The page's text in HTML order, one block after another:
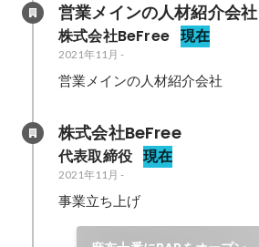
営業メインの人材紹介会社
株式会社BeFree 現在
2021年11月 -
営業メインの人材紹介会社
株式会社BeFree
代表取締役 現在
2021年11月 -
事業立ち上げ